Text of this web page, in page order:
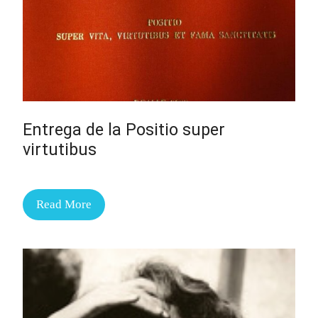
Entrega de la Positio super
virtutibus
Read More